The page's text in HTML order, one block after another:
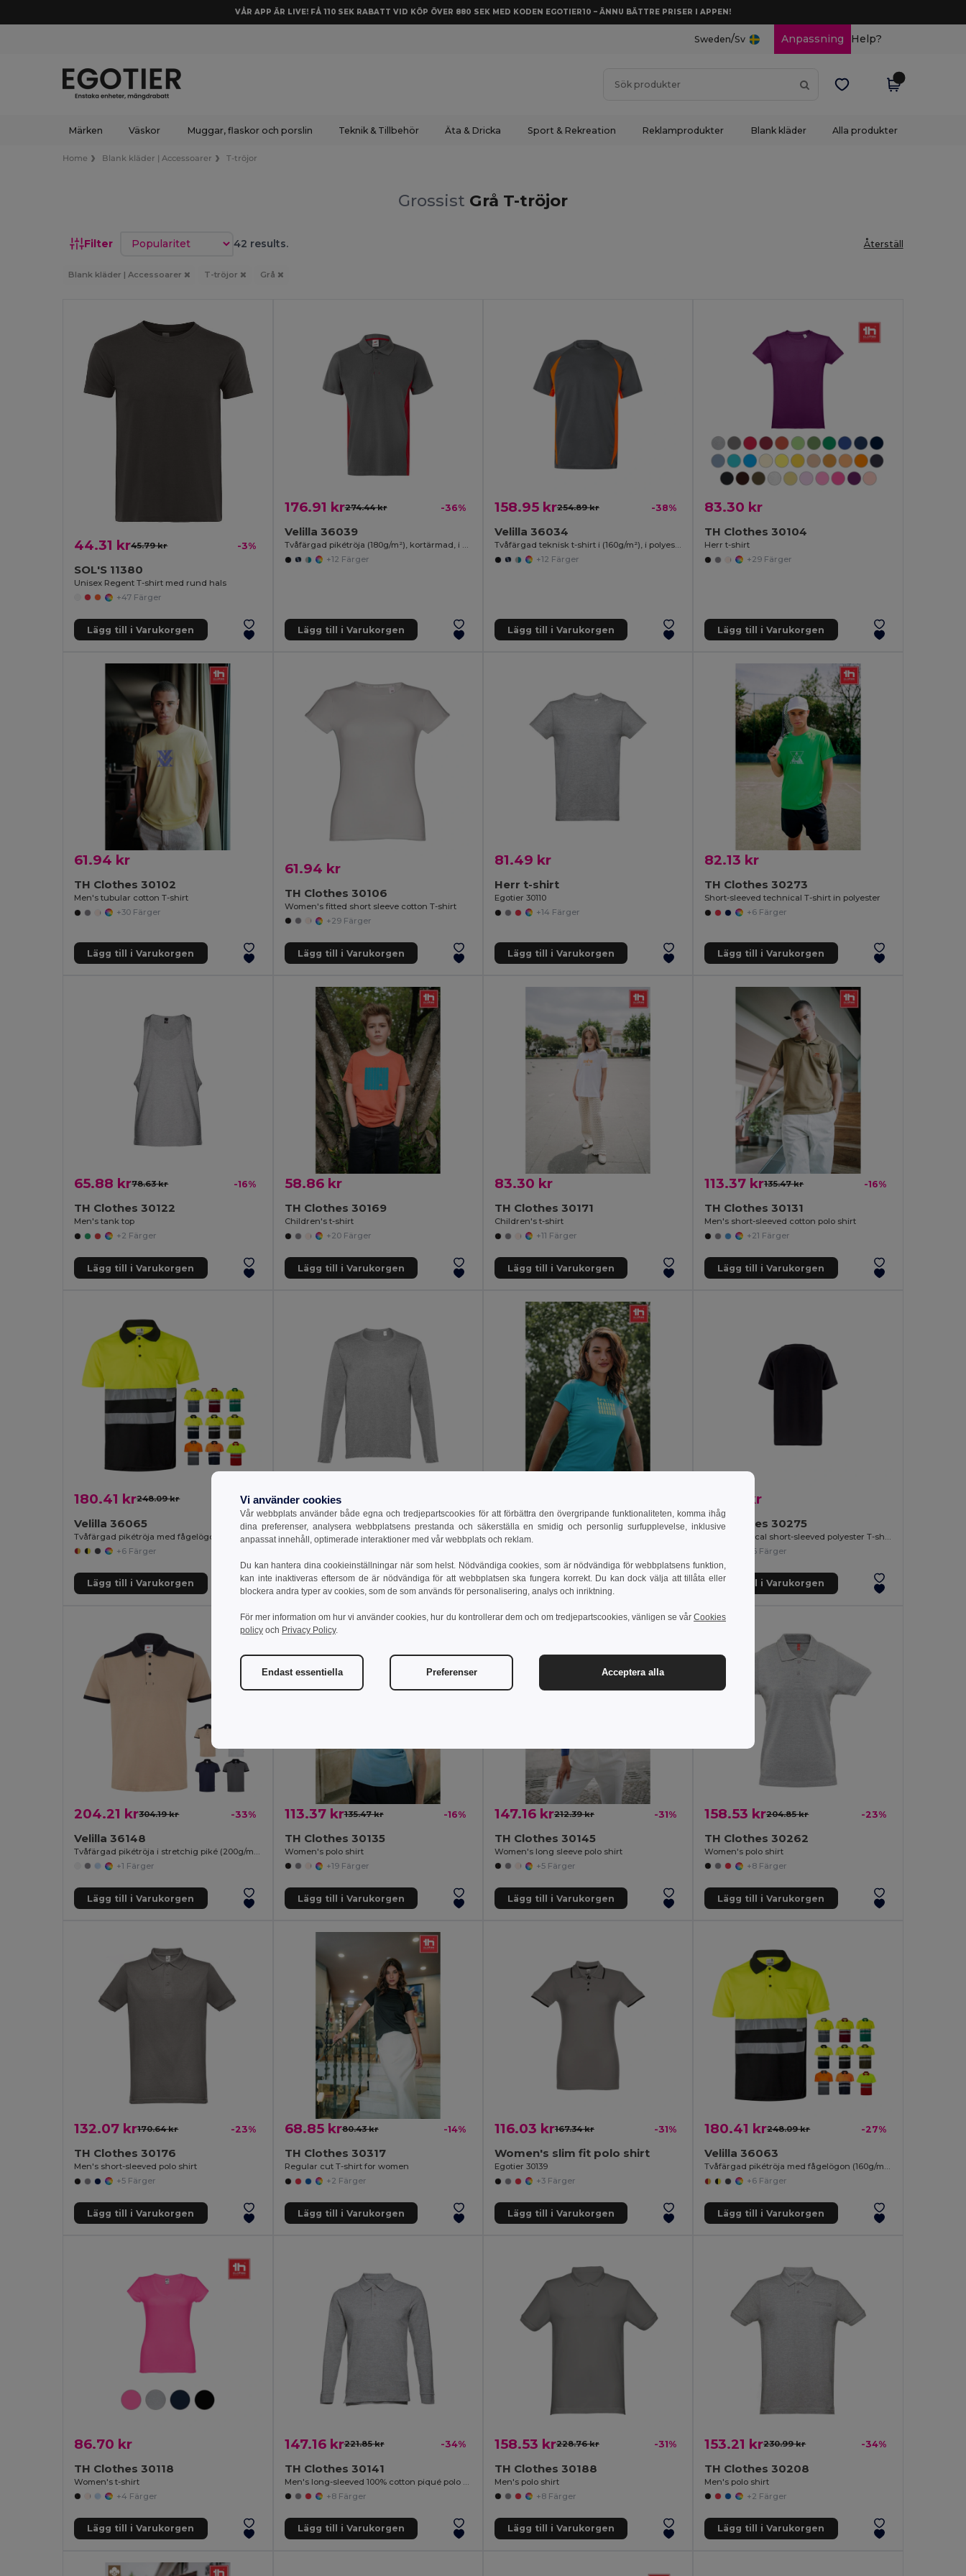
VÅR APP ÄR LIVE! FÅ 110 SEK RABATT VID KÖP ÖVER 880 SEK MED KODEN EGOTIER10 – ÄNNU BÄTTRE PRISER I APPEN!
Sweden/Sv Anpassning Help?
Märken Väskor Muggar, flaskor och porslin Teknik & Tillbehör Äta & Dricka Sport & Rekreation Reklamprodukter Blank kläder Alla produkter
Home Blank kläder | Accessoarer T-tröjor
Grossist Grå T-tröjor
Filter Sortera efter 42 results. Återställ
Blank kläder | Accessoarer T-tröjor Grå
44.31 kr45.79 kr -3%
SOL'S 11380
Unisex Regent T-shirt med rund hals
+47 Färger
Lägg till i Varukorgen
176.91 kr274.44 kr -36%
Velilla 36039
Tvåfärgad pikétröja (180g/m²), kortärmad, i bomull (60%) och polyester (40%)
+12 Färger
Lägg till i Varukorgen
158.95 kr254.89 kr -38%
Velilla 36034
Tvåfärgad teknisk t-shirt i (160g/m²), i polyester (100%)
+12 Färger
Lägg till i Varukorgen
83.30 kr
TH Clothes 30104
Herr t-shirt
+29 Färger
Lägg till i Varukorgen
61.94 kr
TH Clothes 30102
Men's tubular cotton T-shirt
+30 Färger
Lägg till i Varukorgen
61.94 kr
TH Clothes 30106
Women's fitted short sleeve cotton T-shirt
+29 Färger
Lägg till i Varukorgen
81.49 kr
Herr t-shirt
Egotier 30110
+14 Färger
Lägg till i Varukorgen
82.13 kr
TH Clothes 30273
Short-sleeved technical T-shirt in polyester
+6 Färger
Lägg till i Varukorgen
65.88 kr78.63 kr -16%
TH Clothes 30122
Men's tank top
+2 Färger
Lägg till i Varukorgen
58.86 kr
TH Clothes 30169
Children's t-shirt
+20 Färger
Lägg till i Varukorgen
83.30 kr
TH Clothes 30171
Children's t-shirt
+11 Färger
Lägg till i Varukorgen
113.37 kr135.47 kr -16%
TH Clothes 30131
Men's short-sleeved cotton polo shirt
+21 Färger
Lägg till i Varukorgen
180.41 kr248.09 kr -27%
Velilla 36065
Tvåfärgad pikétröja med fågelögon (160g/m²) med korta ärmar, i polyester (100%)
+6 Färger
Lägg till i Varukorgen
78.52 kr98.18 kr
TH Clothes 30124
Men's long sleeve t-shirt
Lägg till i Varukorgen
TH Clothes 30114
Women's t-shirt
Lägg till i Varukorgen
65.98 kr
TH Clothes 30275
+6 Färger
Lägg till i Varukorgen
204.21 kr304.19 kr -33%
Velilla 36148
Tvåfärgad pikétröja i stretchig piké (200g/m²) med korta ärmar, i polyester (96%) och elastan (4%)
+1 Färger
Lägg till i Varukorgen
113.37 kr135.47 kr -16%
TH Clothes 30135
Women's polo shirt
+19 Färger
Lägg till i Varukorgen
147.16 kr212.39 kr -31%
TH Clothes 30145
Women's long sleeve polo shirt
+5 Färger
Lägg till i Varukorgen
158.53 kr204.85 kr -23%
TH Clothes 30262
Women's polo shirt
+8 Färger
Lägg till i Varukorgen
132.07 kr170.64 kr -23%
TH Clothes 30176
Men's short-sleeved polo shirt
+5 Färger
Lägg till i Varukorgen
68.85 kr80.43 kr -14%
TH Clothes 30317
Regular cut T-shirt for women
+2 Färger
Lägg till i Varukorgen
116.03 kr167.34 kr -31%
Women's slim fit polo shirt
Egotier 30139
+3 Färger
Lägg till i Varukorgen
180.41 kr248.09 kr -27%
Velilla 36063
Tvåfärgad pikétröja med fågelögon (160g/m²) med korta ärmar, i polyester (100%)
+6 Färger
Lägg till i Varukorgen
86.70 kr
TH Clothes 30118
Women's t-shirt
+4 Färger
Lägg till i Varukorgen
147.16 kr221.85 kr -34%
TH Clothes 30141
+8 Färger
Lägg till i Varukorgen
158.53 kr228.76 kr -31%
TH Clothes 30188
Men's polo shirt
+8 Färger
Lägg till i Varukorgen
153.21 kr230.99 kr -34%
TH Clothes 30208
Men's polo shirt
+2 Färger
Lägg till i Varukorgen
Vi använder cookies
Vår webbplats använder både egna och tredjepartscookies för att förbättra den övergripande funktionaliteten, komma ihåg
dina preferenser, analysera webbplatsens prestanda och säkerställa en smidig och personlig surfupplevelse, inklusive
anpassat innehåll, optimerade interaktioner med vår webbplats och reklam.
Du kan hantera dina cookieinställningar när som helst. Nödvändiga cookies, som är nödvändiga för webbplatsens funktion,
kan inte inaktiveras eftersom de är nödvändiga för att webbplatsen ska fungera korrekt. Du kan dock välja att tillåta eller
blockera andra typer av cookies, som de som används för personalisering, analys och inriktning.
För mer information om hur vi använder cookies, hur du kontrollerar dem och om tredjepartscookies, vänligen se vår Cookies
policy och Privacy Policy.
Endast essentiella Preferenser Acceptera alla